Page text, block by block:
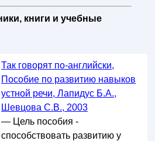
книги и учебные
Так говорят по-английски,
Пособие по развитию навыков
устной речи, Лапидус Б.А.,
Шевцова С.В., 2003
— Цель пособия -
способствовать развитию у